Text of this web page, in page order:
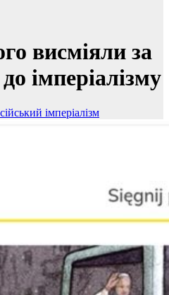
висміяли за
імперіалізму
імперіалізм